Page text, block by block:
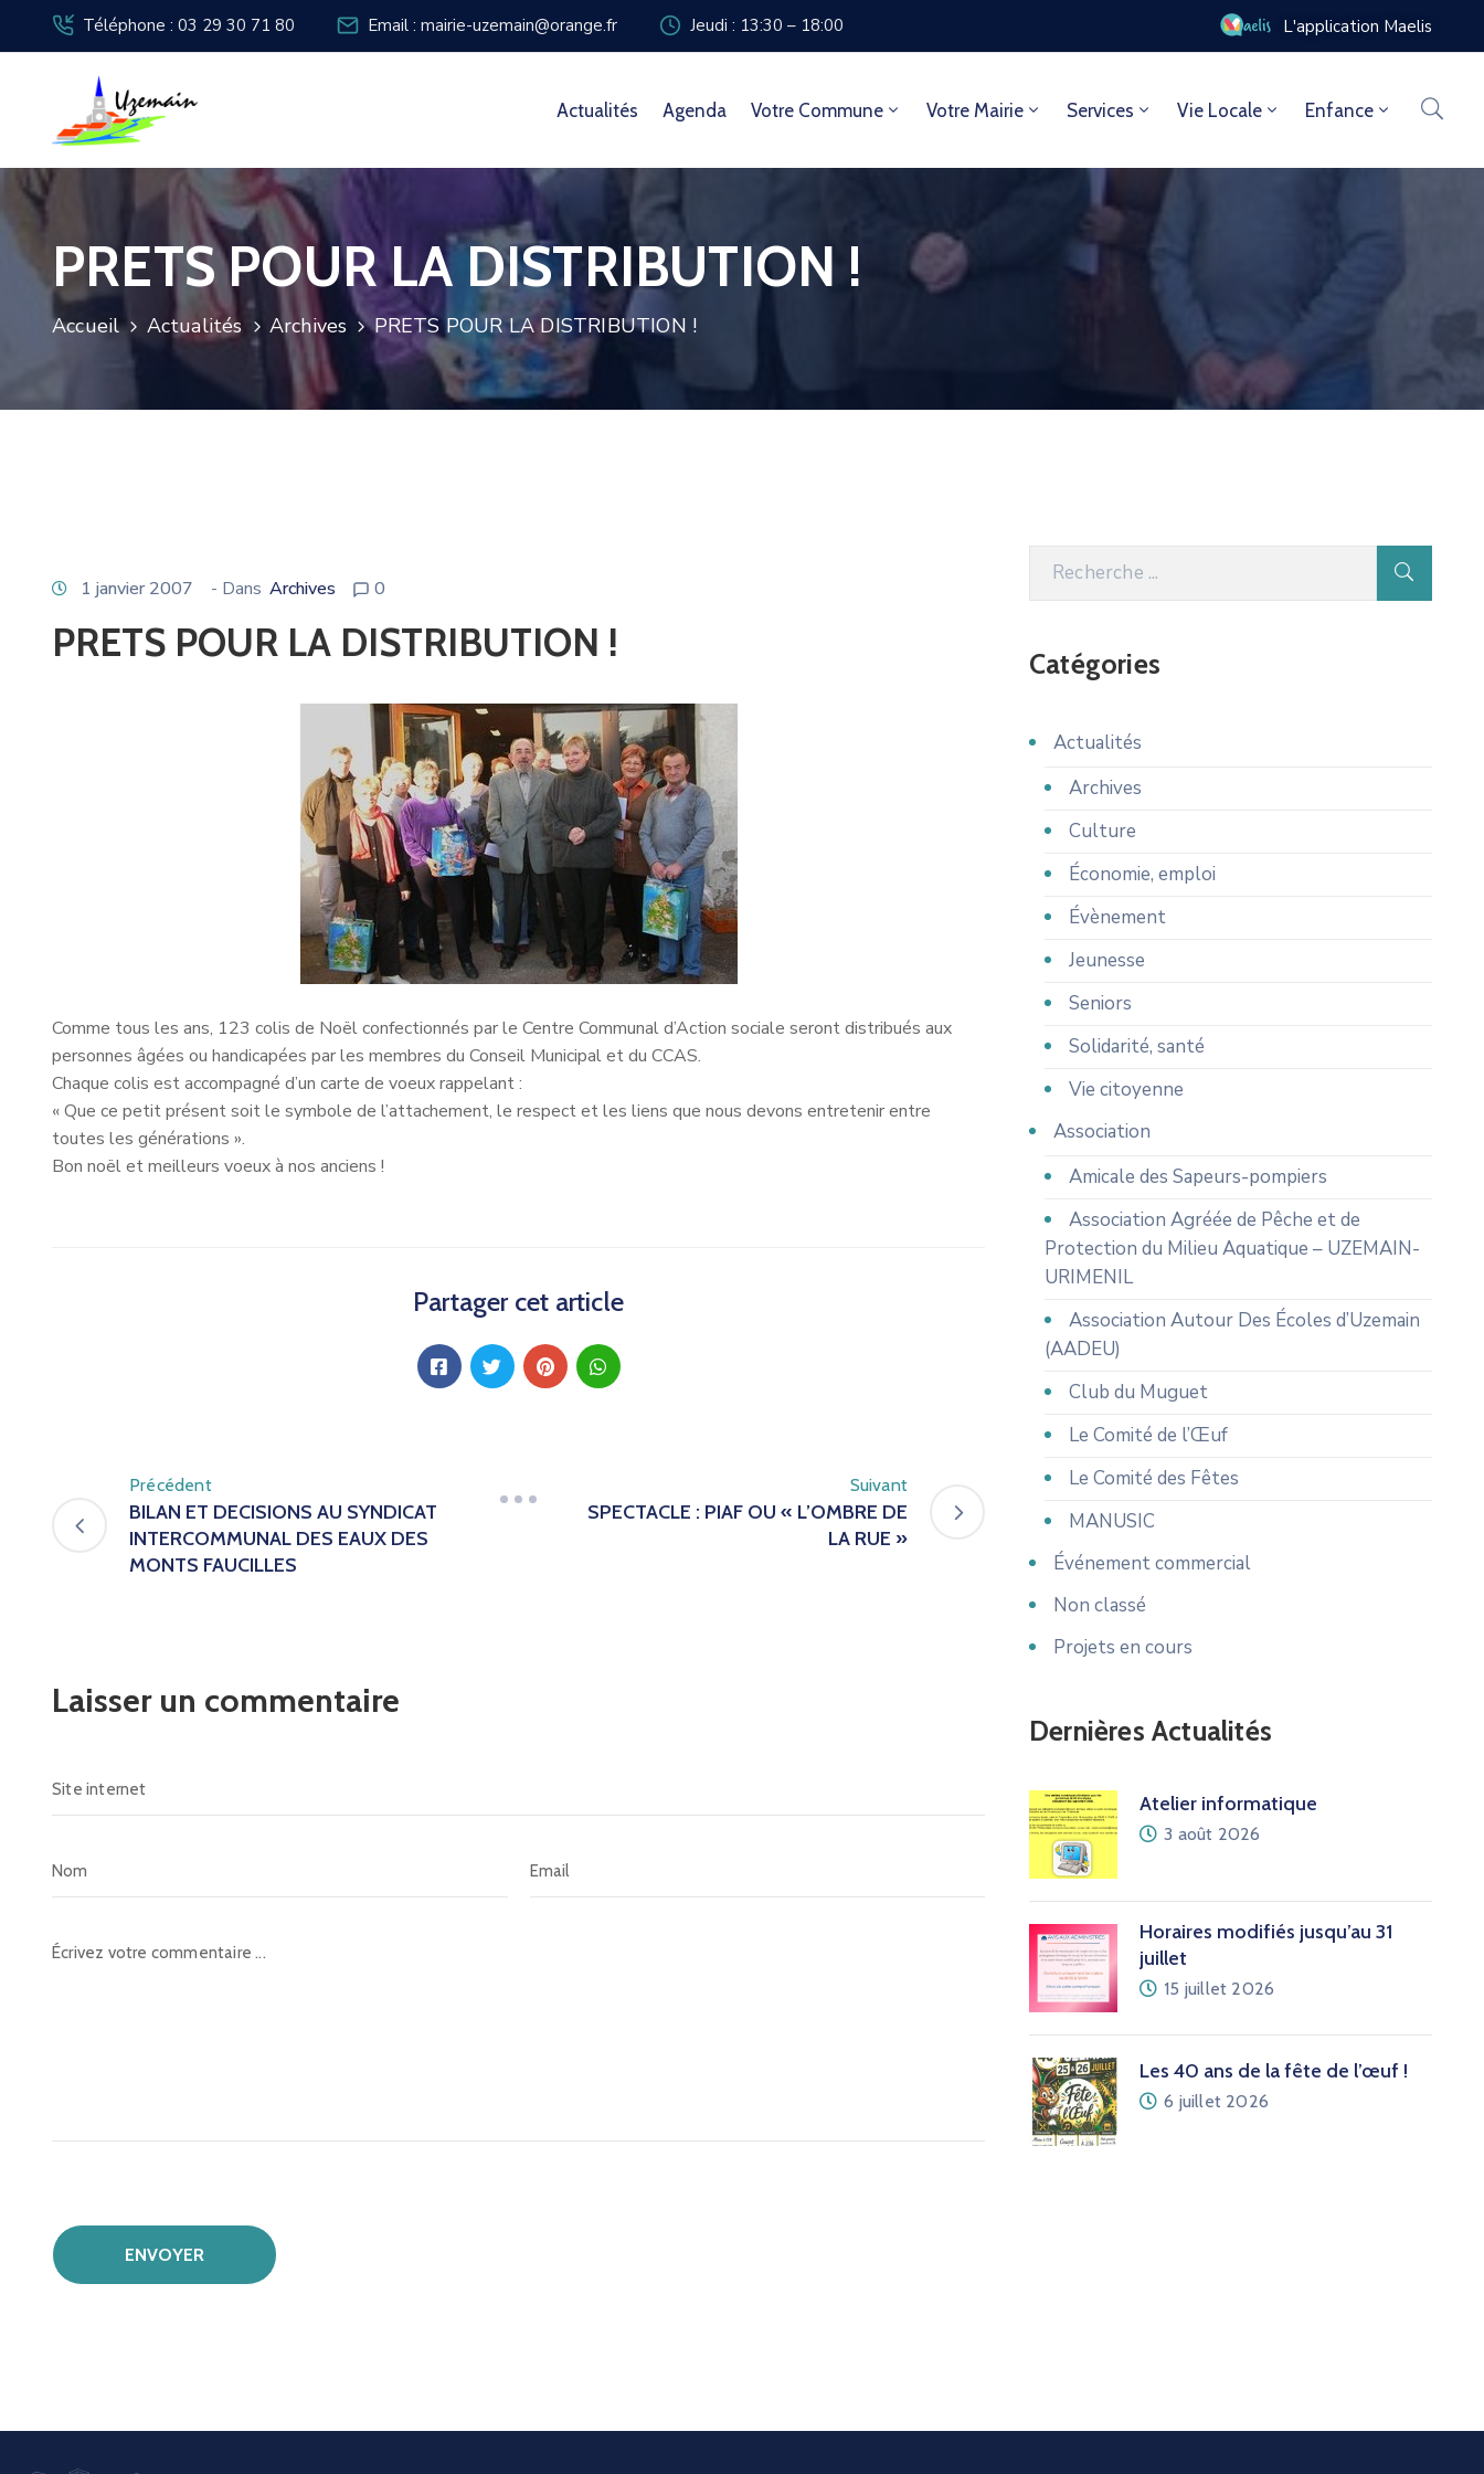
Téléphone : 03 29 30 71 80 Email : mairie-uzemain@orange.fr Jeudi : 13:30 – 18:00 L'application Maelis
Actualités Agenda Votre Commune Votre Mairie Services Vie Locale Enfance
PRETS POUR LA DISTRIBUTION !
Accueil Actualités Archives PRETS POUR LA DISTRIBUTION !
1 janvier 2007 - Dans Archives 0
PRETS POUR LA DISTRIBUTION !
Comme tous les ans, 123 colis de Noël confectionnés par le Centre Communal d’Action sociale seront distribués aux
personnes âgées ou handicapées par les membres du Conseil Municipal et du CCAS.
Chaque colis est accompagné d’un carte de voeux rappelant :
« Que ce petit présent soit le symbole de l’attachement, le respect et les liens que nous devons entretenir entre
toutes les générations ».
Bon noël et meilleurs voeux à nos anciens !
Partager cet article
Précédent
BILAN ET DECISIONS AU SYNDICAT
INTERCOMMUNAL DES EAUX DES
MONTS FAUCILLES
Suivant
SPECTACLE : PIAF OU « L’OMBRE DE
LA RUE »
Laisser un commentaire
Catégories
Actualités
Archives
Culture
Économie, emploi
Évènement
Jeunesse
Seniors
Solidarité, santé
Vie citoyenne
Association
Amicale des Sapeurs-pompiers
Association Agréée de Pêche et de
Protection du Milieu Aquatique – UZEMAIN-
URIMENIL
Association Autour Des Écoles d’Uzemain
(AADEU)
Club du Muguet
Le Comité de l’Œuf
Le Comité des Fêtes
MANUSIC
Événement commercial
Non classé
Projets en cours
Dernières Actualités
Atelier informatique
3 août 2026
Horaires modifiés jusqu’au 31
juillet
15 juillet 2026
Les 40 ans de la fête de l’œuf !
6 juillet 2026